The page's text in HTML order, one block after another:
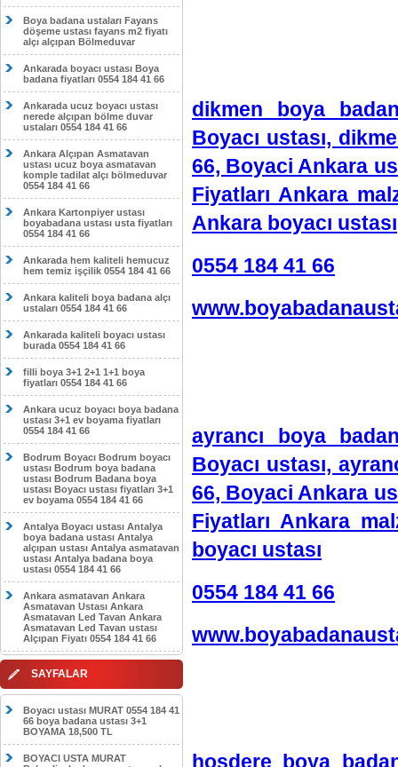
Boya badana ustaları Fayans
döşeme ustası fayans m2 fiyatı
alçı alçıpan Bölmeduvar
Ankarada boyacı ustası Boya
badana fiyatları 0554 184 41 66
Ankarada ucuz boyacı ustası
nerede alçıpan bölme duvar
ustaları 0554 184 41 66
Ankara Alçıpan Asmatavan
ustası ucuz boya asmatavan
komple tadilat alçı bölmeduvar
0554 184 41 66
Ankara Kartonpiyer ustası
boyabadana ustası usta fiyatları
0554 184 41 66
Ankarada hem kaliteli hemucuz
hem temiz işçilik 0554 184 41 66
Ankara kaliteli boya badana alçı
ustaları 0554 184 41 66
Ankarada kaliteli boyacı ustası
burada 0554 184 41 66
filli boya 3+1 2+1 1+1 boya
fiyatları 0554 184 41 66
Ankara ucuz boyacı boya badana
ustası 3+1 ev boyama fiyatları
0554 184 41 66
Bodrum Boyacı Bodrum boyacı
ustası Bodrum boya badana
ustası Bodrum Badana boya
ustası Boyacı ustası fiyatları 3+1
ev boyama 0554 184 41 66
Antalya Boyacı ustası Antalya
boya badana ustası Antalya
alçıpan ustası Antalya asmatavan
ustası Antalya badana boya
ustası 0554 184 41 66
Ankara asmatavan Ankara
Asmatavan Ustası Ankara
Asmatavan Led Tavan Ankara
Asmatavan Led Tavan ustası
Alçıpan Fiyatı 0554 184 41 66
SAYFALAR
Boyacı ustası MURAT 0554 184 41
66 boya badana ustası 3+1
BOYAMA 18,500 TL
BOYACI USTA MURAT
dikmen boya
Boyacı ustası,
66, Boyaci Ankara
Fiyatları Ankara
Ankara boyacı ustası
0554 184 41 66
ayrancı boya
Boyacı ustası,
66, Boyaci Ankara
Fiyatları Ankara
boyacı ustası
0554 184 41 66
hoşdere boya